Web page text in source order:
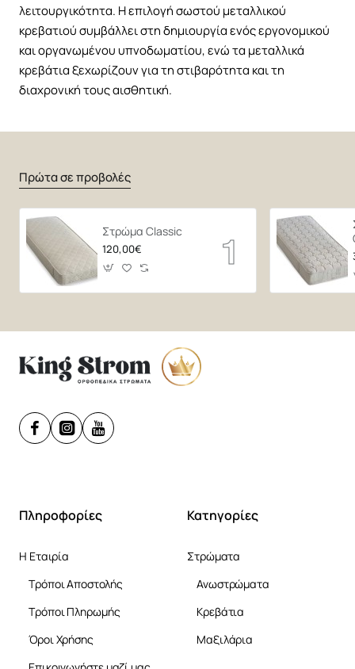
λειτουργικότητα. Η επιλογή σωστού μεταλλικού
κρεβατιού συμβάλλει στη δημιουργία ενός εργονομικού
και οργανωμένου υπνοδωματίου, ενώ τα μεταλλικά
κρεβάτια ξεχωρίζουν για τη στιβαρότητα και τη
διαχρονική τους αισθητική.
Πρώτα σε προβολές
Στρώμα Classic
120,00€
Πληροφορίες
Η Εταιρία
Τρόποι Αποστολής
Τρόποι Πληρωμής
Όροι Χρήσης
Κατηγορίες
Στρώματα
Ανωστρώματα
Κρεβάτια
Μαξιλάρια